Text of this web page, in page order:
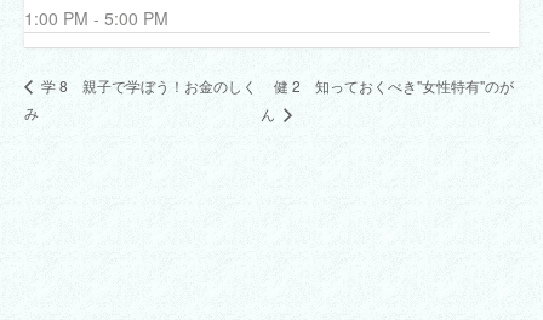
1:00 PM - 5:00 PM
学 8 親子で学ぼう！お金のしく
み
健 2 知っておくべき"女性特有"のが
ん